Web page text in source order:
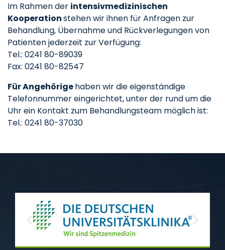
Im Rahmen der intensivmedizinischen
Kooperationstehen wir ihnen für Anfragen zur
Behandlung, Übernahme und Rückverlegungen von
Patienten jederzeit zur Verfügung:
Tel.: 0241 80-89039
Fax: 0241 80-82547
Für Angehörigehaben wir die eigenständige
Telefonnummer eingerichtet, unter der rund um die
Uhr ein Kontakt zum Behandlungsteam möglich ist:
Tel.: 0241 80-37030
Previous Next